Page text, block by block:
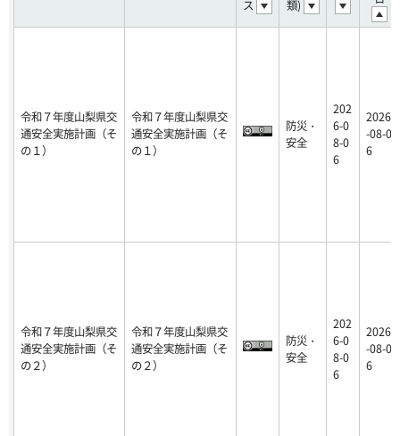
ス 類)
令和７年度山梨県交
通安全実施計画（そ
の１）
令和７年度山梨県交
通安全実施計画（そ
の１）
防災・
安全
202
6-0
8-0
6
2026
-08-0
6
令和７年度山梨県交
通安全実施計画（そ
の２）
令和７年度山梨県交
通安全実施計画（そ
の２）
防災・
安全
202
6-0
8-0
6
2026
-08-0
6